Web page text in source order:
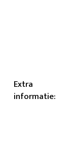
Extra
informatie: